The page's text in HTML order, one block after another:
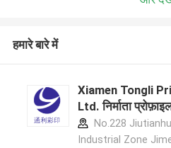
हमारे बारे में
Xiamen Tongli
Ltd. निर्माता
No.228
Industrial Zone